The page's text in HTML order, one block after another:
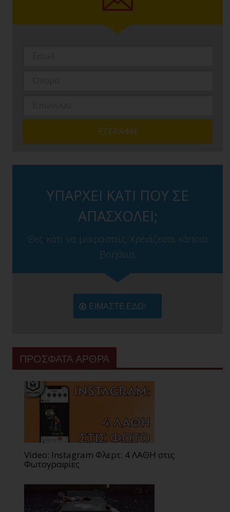
ΥΠΑΡΧΕΙ ΚΑΤΙ ΠΟΥ ΣΕ
ΑΠΑΣΧΟΛΕΙ;
Θες κάτι να μοιραστείς; Χρειάζεσαι κάποια
βοήθεια;
ΕΙΜΑΣΤΕ ΕΔΩ!
ΠΡΟΣΦΑΤΑ ΑΡΘΡΑ
Video: Instagram Φλερτ: 4 ΛΑΘΗ στις
Φωτογραφίες